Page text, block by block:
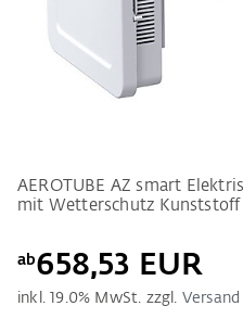
AEROTUBE AZ smart
mit Wetterschutz Kunststoff
ab658,53 EUR
inkl. 19.0% MwSt. zzgl. Versand